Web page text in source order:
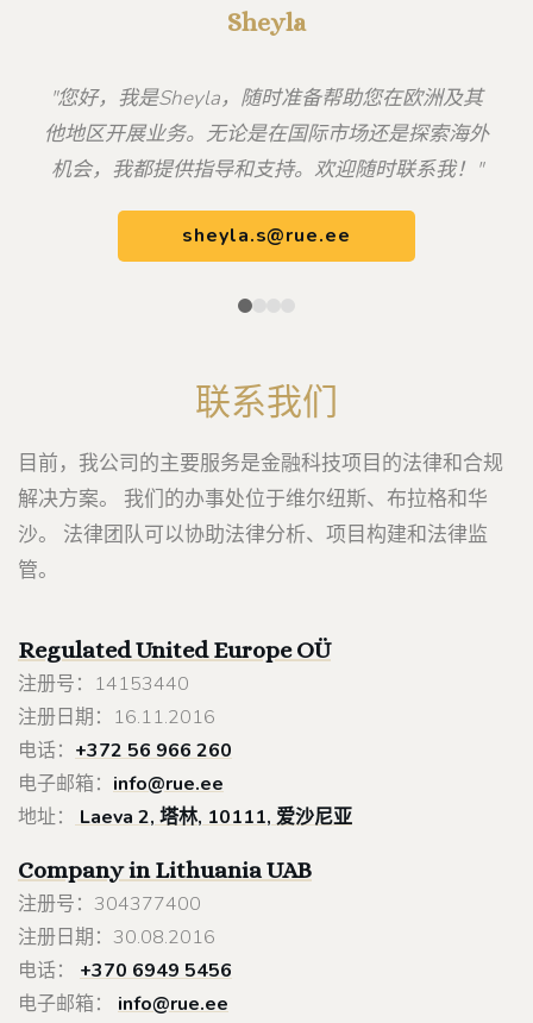
Sheyla
"您好，我是Sheyla，随时准备帮助您在欧洲及其
他地区开展业务。无论是在国际市场还是探索海外
机会，我都提供指导和支持。欢迎随时联系我！"
sheyla.s@rue.ee
联系我们
目前，我公司的主要服务是金融科技项目的法律和合规
解决方案。 我们的办事处位于维尔纽斯、布拉格和华
沙。 法律团队可以协助法律分析、项目构建和法律监
管。
Regulated United EuropeOÜ
注册号：14153440
注册日期：16.11.2016
电话： +372 56 966 260
电子邮箱： info@rue.ee
地址：
Laeva 2, 塔林, 10111, 爱沙尼亚
Company in LithuaniaUAB
注册号：304377400
注册日期：30.08.2016
电话： +370 6949 5456
电子邮箱： info@rue.ee